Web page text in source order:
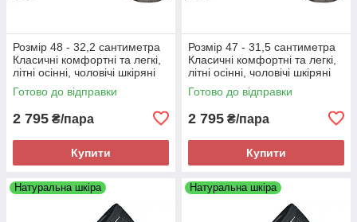
Розмір 48 - 32,2 сантиметра
Класичні комфортні та легкі,
літні осінні, чоловічі шкіряні
туфлі Maxus, чорні, на
підошві з піни
Готово до відправки
2 795 ₴/пара
Купити
Розмір 47 - 31,5 сантиметра
Класичні комфортні та легкі,
літні осінні, чоловічі шкіряні
туфлі Maxus, чорні, на
підошві з піни
Готово до відправки
2 795 ₴/пара
Купити
Натуральна шкіра Натуральна шкіра